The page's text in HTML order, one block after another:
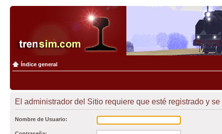
Índice general
El administrador del Sitio requiere que esté registrado y
Nombre de Usuario: